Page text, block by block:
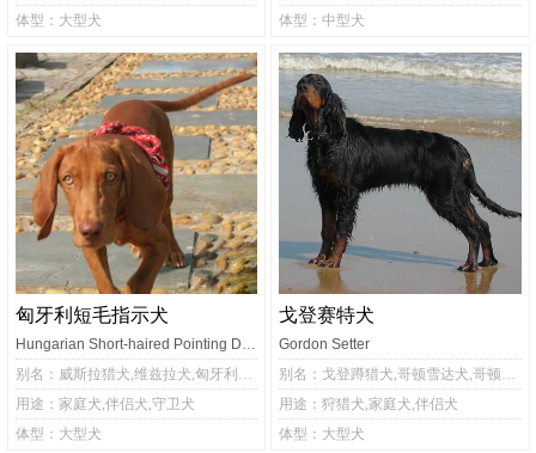
体型：大型犬
体型：中型犬
匈牙利短毛指示犬
Hungarian Short-haired Pointing Dog,Hungarian Vizsla
别名：威斯拉猎犬,维兹拉犬,匈牙利维兹拉犬,匈牙利维斯拉犬,维斯拉犬,马札尔维兹拉犬,维希拉猎犬
用途：家庭犬,伴侣犬,守卫犬
体型：大型犬
戈登赛特犬
Gordon Setter
别名：戈登蹲猎犬,哥顿雪达犬,哥顿雪达,哥顿塞特犬,戈登塞特犬,戈登雪达犬
用途：狩猎犬,家庭犬,伴侣犬
体型：大型犬